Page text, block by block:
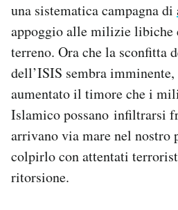
Hai bisogno di aiuto?
Esci
una sistematica campagna di
appoggio alle milizie libiche
terreno. Ora che la sconfitta
dell’ISIS sembra imminente,
aumentato il timore che i
Islamico possano infiltrarsi
arrivano via mare nel nostro
colpirlo con attentati
ritorsione.